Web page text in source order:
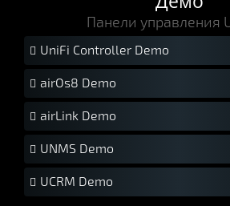
Панели управления
 UniFi Controller Demo
 airOs8 Demo
 airLink Demo
 UNMS Demo
 UCRM Demo